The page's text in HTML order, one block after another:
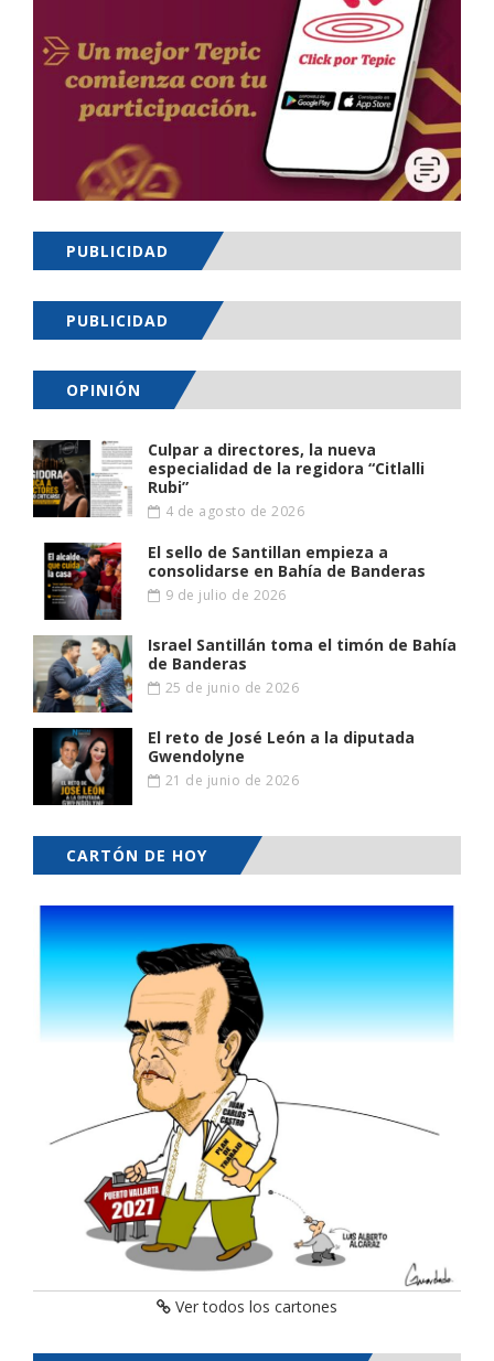
PUBLICIDAD
PUBLICIDAD
OPINIÓN
Culpar a directores, la nueva
especialidad de la regidora “Citlalli
Rubi”
4 de agosto de 2026
El sello de Santillan empieza a
consolidarse en Bahía de Banderas
9 de julio de 2026
Israel Santillán toma el timón de Bahía
de Banderas
25 de junio de 2026
El reto de José León a la diputada
Gwendolyne
21 de junio de 2026
CARTÓN DE HOY
Ver todos los cartones